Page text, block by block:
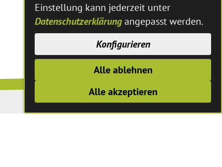
Einstellung kann jederzeit unter
Datenschutzerklärungangepasst werden.
Konfigurieren
Alle ablehnen
Alle akzeptieren